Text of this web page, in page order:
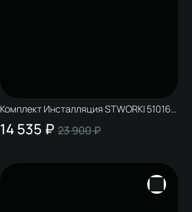
Комплект Инсталляция STWORKI 510162
+ Кнопка 230822 цвет глянцевый хром
14 535 ₽ 23 900 ₽